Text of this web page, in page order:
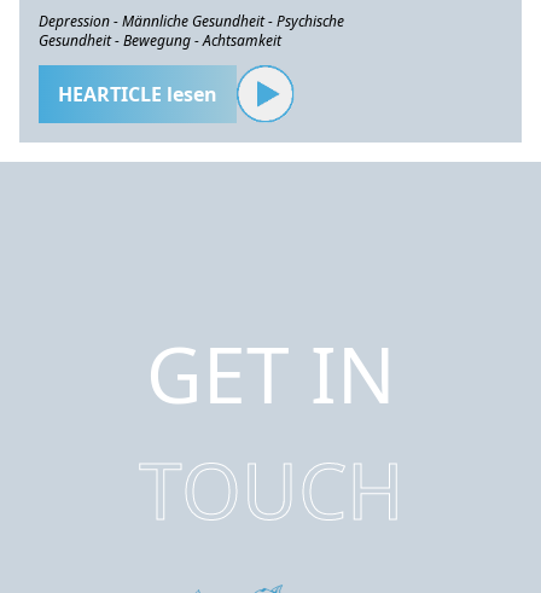
Depression - Männliche Gesundheit - Psychische
Gesundheit - Bewegung - Achtsamkeit
HEARTICLE lesen
GET IN
TOUCH